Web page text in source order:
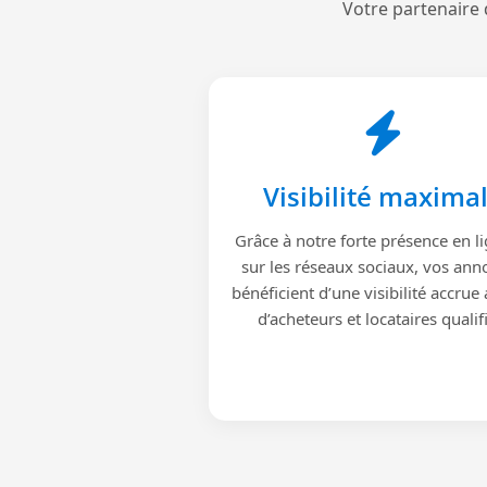
Votre partenaire
Visibilité
Grâce à notre forte présence en
sur les réseaux sociaux, vos
bénéficient d’une visibilité accrue
d’acheteurs et locataires